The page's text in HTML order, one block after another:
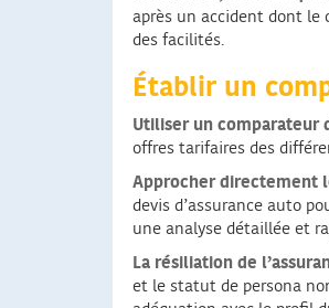
après un accident dont le
des facilités.
Établir un
Utiliser un comparateur
offres tarifaires des
Approcher directement
devis d’assurance auto
une analyse détaillée et
La résiliation de
et le statut de persona